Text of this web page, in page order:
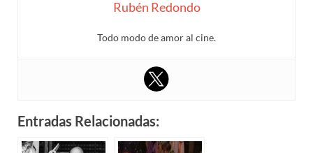
Rubén Redondo
Todo modo de amor al cine.
Entradas Relacionadas: